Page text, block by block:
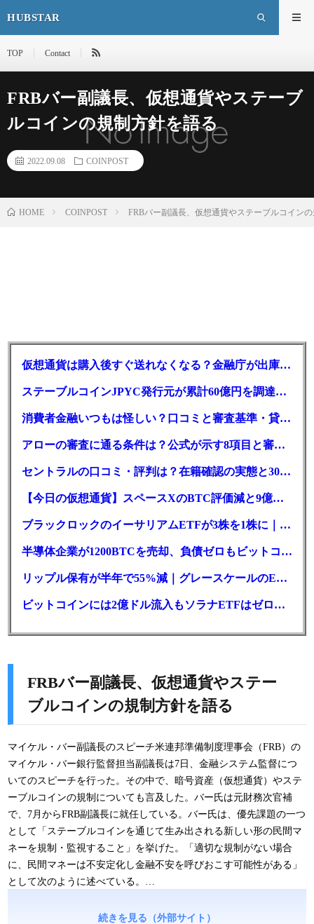
HUBSTAR
TOP Contact
FRBバー副議長、仮想通貨やステーブ
ルコインの規制方針を語る
2022.09.08 COINPOST
HOME COINPOST FRBバー副議長、仮想通貨やステーブルコイン
仮想通貨は購入後すぐ送れなくなる？金融庁が出庫制限を要請
ステーブルコインJPYC発行元が累計60億円を調達、物流大手も出資参画
消費者金融いつもは怪しい？口コミと審査基準・貸付条件を調査
アローの審査に通る条件は？公式が示す8項目と審査時間
セントラルの口コミ・評判は？在籍確認の実態と30日金利0円の落とし穴
【今日の仮想通貨】スペースXのBTC評価減と9億株の解禁。208億円相当のBTCが盗難
ブラックロックのイーサリアムETFが3株を1株に｜年初来37%安
半導体企業が1200BTCを売却、負債ゼロもビットコイン戦略は後退
リップル保有が半年で55%減｜グレースケールのETF、純資産1.6億ドル減
ビットコインには2億ドル流入もソラナETFはゼロ｜5営業日連続で停止
FRBバー副議長、仮想通貨やステー
ブルコインの規制方針を語る
マイケル・バー副議長のスピーチ米連邦準備制度理事会（FRB）の
マイケル・バー銀行監督担当副議長は7日、金融システム監督につ
いてのスピーチを行った。その中で、暗号資産（仮想通貨）やステ
ーブルコインの規制についても言及した。バー氏は元財務次官補
で、7月からFRB副議長に就任している。バー氏は、優先課題の一つ
として「ステーブルコインを通じて生み出される新しい形の民間マ
ネーを規制・監視すること」を挙げた。「適切な規制がない場合
に、民間マネーは不安定化し金融不安を呼びおこす可能性がある」
として次のように述べている。…
続きを見る（外部サイト）